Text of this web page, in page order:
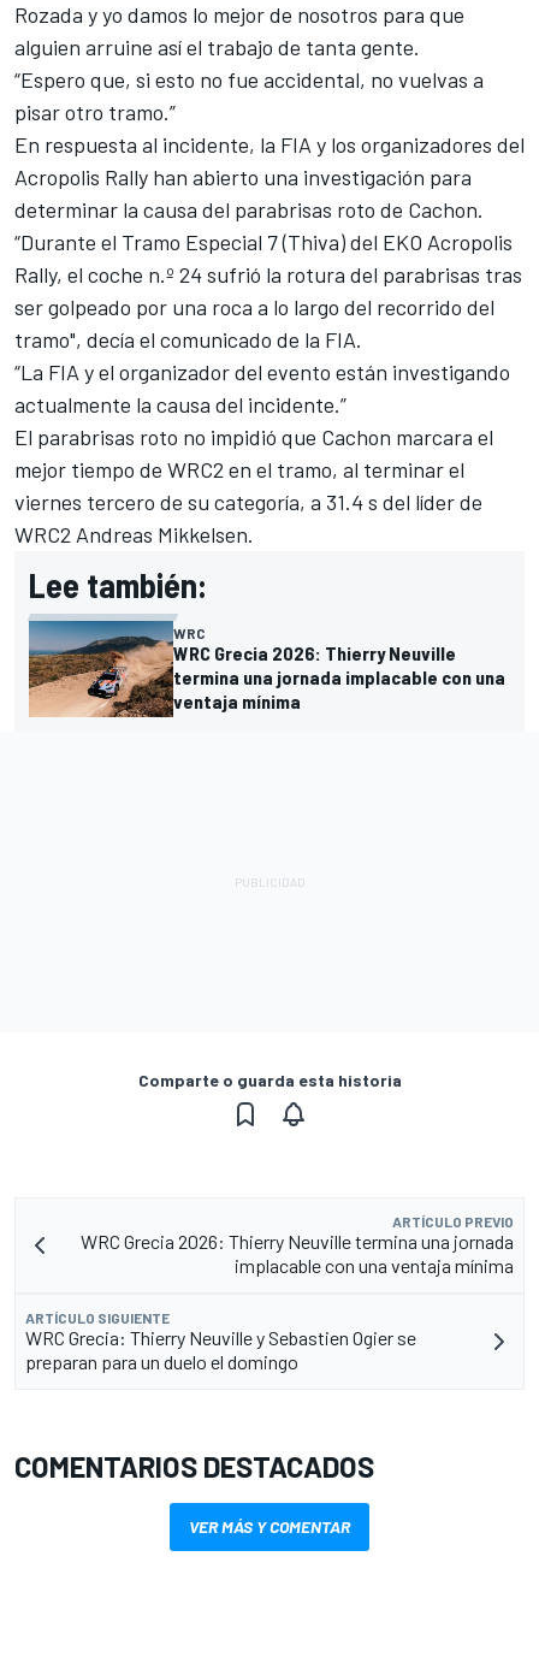
Rozada y yo damos lo mejor de nosotros para que
alguien arruine así el trabajo de tanta gente.
“Espero que, si esto no fue accidental, no vuelvas a
pisar otro tramo.”
En respuesta al incidente, la FIA y los organizadores del
Acropolis Rally han abierto una investigación para
determinar la causa del parabrisas roto de Cachon.
“Durante el Tramo Especial 7 (Thiva) del EKO Acropolis
Rally, el coche n.º 24 sufrió la rotura del parabrisas tras
ser golpeado por una roca a lo largo del recorrido del
tramo", decía el comunicado de la FIA.
“La FIA y el organizador del evento están investigando
actualmente la causa del incidente.”
El parabrisas roto no impidió que Cachon marcara el
mejor tiempo de WRC2 en el tramo, al terminar el
viernes tercero de su categoría, a 31.4 s del líder de
WRC2 Andreas Mikkelsen.
Lee también:
WRC
WRC Grecia 2026: Thierry Neuville
termina una jornada implacable con una
ventaja mínima
Comparte o guarda esta historia
ARTÍCULO PREVIO
WRC Grecia 2026: Thierry Neuville termina una jornada
implacable con una ventaja mínima
ARTÍCULO SIGUIENTE
WRC Grecia: Thierry Neuville y Sebastien Ogier se
preparan para un duelo el domingo
COMENTARIOS DESTACADOS
VER MÁS Y COMENTAR